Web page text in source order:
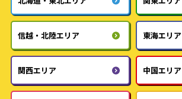
信越・北陸エリア 東海エリア
関西エリア 中国エリア